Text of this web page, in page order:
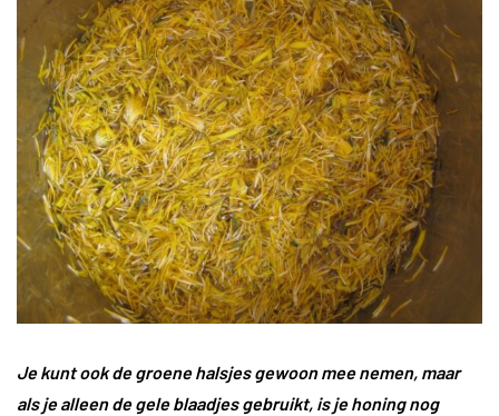
Je kunt ook de groene halsjes gewoon mee nemen, maar
als je alleen de gele blaadjes gebruikt, is je honing nog